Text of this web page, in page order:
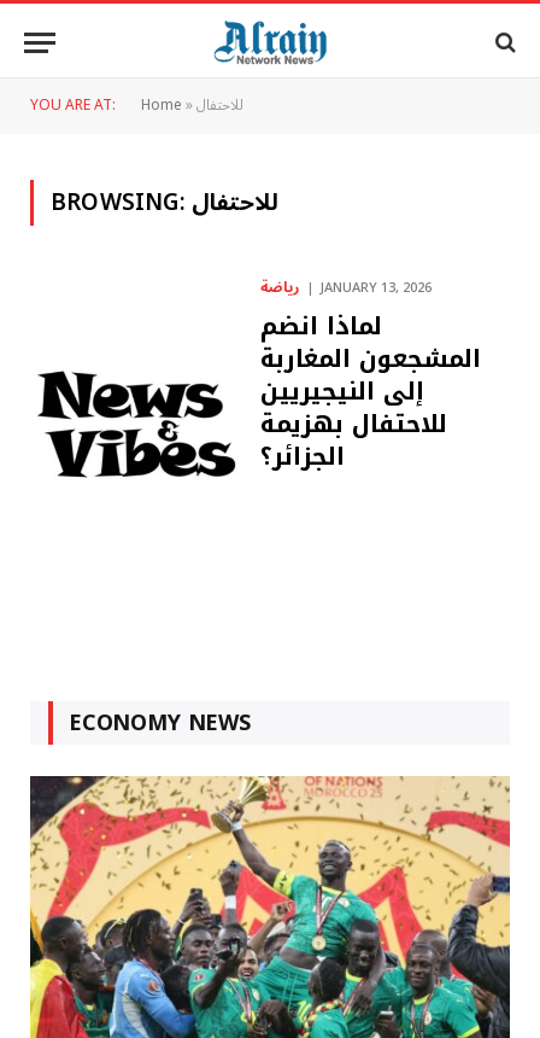
YOU ARE AT: Home»للاحتفال
BROWSING:للاحتفال
رياضة JANUARY 13, 2026
لماذا انضم
المشجعون المغاربة
إلى النيجيريين
للاحتفال بهزيمة
الجزائر؟
ECONOMY NEWS